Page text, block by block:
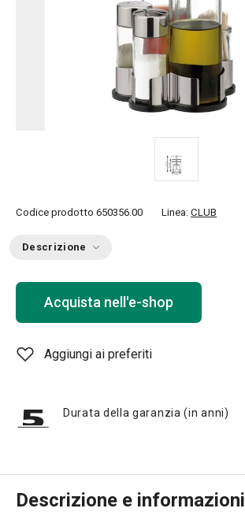
Codice prodotto 650356.00 Linea: CLUB
Descrizione
Acquista nell'e-shop
Aggiungi ai preferiti
Durata della garanzia (in anni)
Descrizione e informazioni